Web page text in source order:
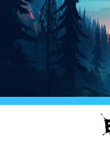
Skip
content